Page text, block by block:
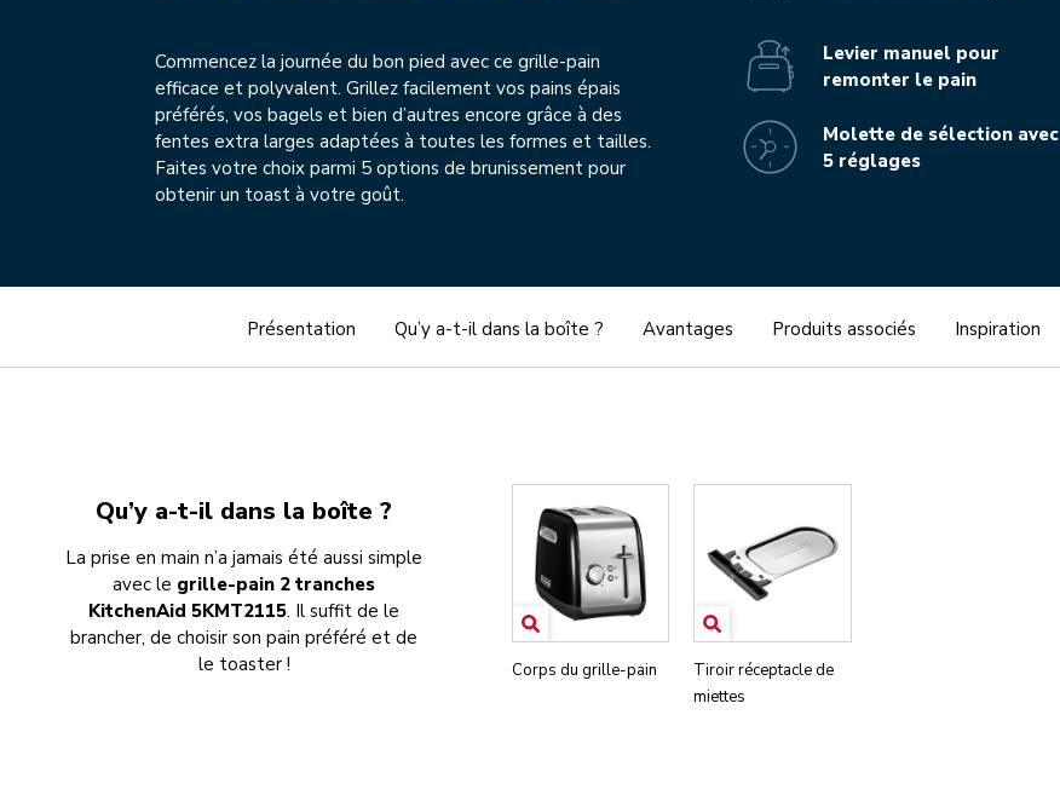
Commencez la journée du bon pied avec ce grille-pain
efficace et polyvalent. Grillez facilement vos pains épais
préférés, vos bagels et bien d’autres encore grâce à des
fentes extra larges adaptées à toutes les formes et tailles.
Faites votre choix parmi 5 options de brunissement pour
obtenir un toast à votre goût.
Levier manuel pour
remonter le pain
Molette de sélection avec
5 réglages
Présentation Qu’y a-t-il dans la boîte ? Avantages Produits associés Inspiration
Qu’y a-t-il dans la boîte ?
La prise en main n’a jamais été aussi simple
avec le grille-pain 2 tranches
KitchenAid 5KMT2115. Il suffit de le
brancher, de choisir son pain préféré et de
le toaster !
Corps du grille-pain
Tiroir réceptacle de
miettes